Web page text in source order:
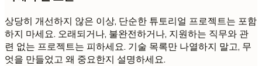
상당히 개선하지 않은 이상, 단순한 튜토리얼 프로젝트는 포함
하지 마세요. 오래되거나, 불완전하거나, 지원하는 직무와 관
련 없는 프로젝트는 피하세요. 기술 목록만 나열하지 말고, 무
엇을 만들었고 왜 중요한지 설명하세요.